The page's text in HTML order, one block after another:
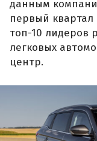
данным
первый квартал
топ-10 лидеров
легковых
центр.